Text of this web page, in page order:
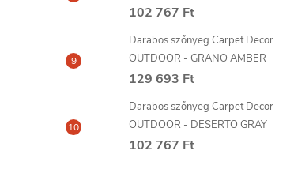
102 767 Ft
Darabos szőnyeg Carpet Decor
OUTDOOR - GRANO AMBER
129 693 Ft
Darabos szőnyeg Carpet Decor
OUTDOOR - DESERTO GRAY
102 767 Ft
Szalag LED világításhoz
ORAC
szállítási idő: 6-8
nap